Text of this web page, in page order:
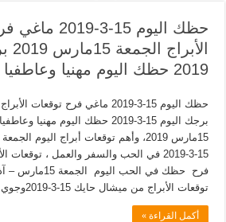
حظك اليوم 15-
2019 حظك اليوم مهنيا وعاطفيا
برجك اليوم 15-3-2019 حظك اليوم
15-3-2019 في الحب والسفر والعمل ،
توقعات الأبراج من ميشال حايك 15-3-2019وجوي …
أكمل القراءة »